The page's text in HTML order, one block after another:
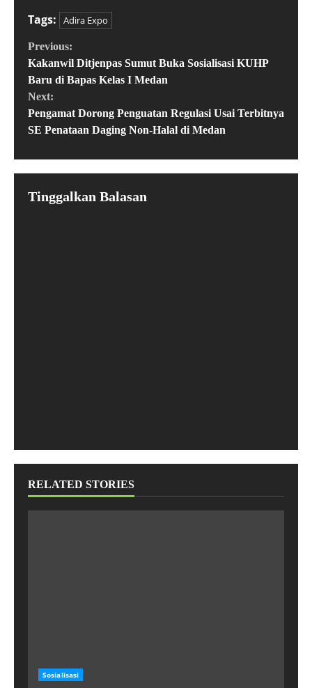
Tags: Adira Expo
Previous:
Kakanwil Ditjenpas Sumut Buka Sosialisasi KUHP
Baru di Bapas Kelas I Medan
Next:
Pengamat Dorong Penguatan Regulasi Usai Terbitnya
SE Penataan Daging Non-Halal di Medan
Tinggalkan Balasan
RELATED STORIES
Sosialisasi